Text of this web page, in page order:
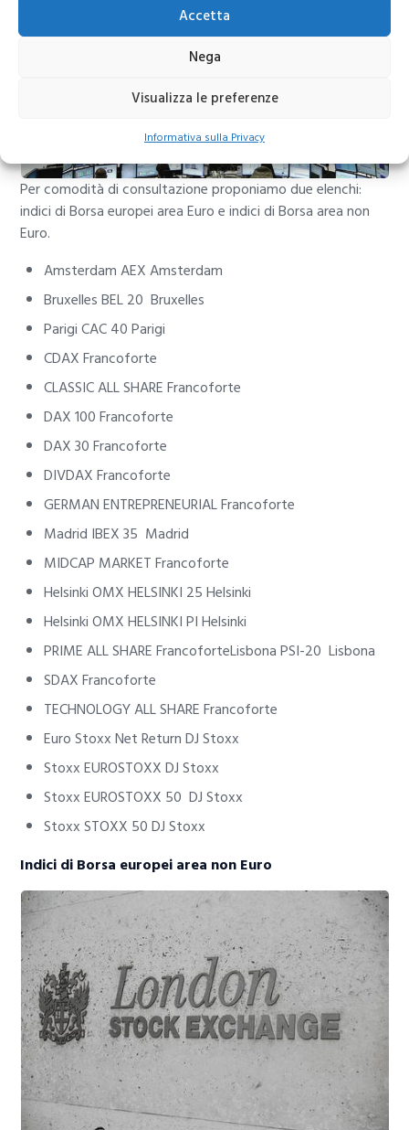
Accetta
Nega
Visualizza le preferenze
Informativa sulla Privacy
Per comodità di consultazione proponiamo due elenchi:
indici di Borsa europei area Euro e indici di Borsa area non
Euro.
Amsterdam AEX Amsterdam
Bruxelles BEL 20 Bruxelles
Parigi CAC 40 Parigi
CDAX Francoforte
CLASSIC ALL SHARE Francoforte
DAX 100 Francoforte
DAX 30 Francoforte
DIVDAX Francoforte
GERMAN ENTREPRENEURIAL Francoforte
Madrid IBEX 35 Madrid
MIDCAP MARKET Francoforte
Helsinki OMX HELSINKI 25 Helsinki
Helsinki OMX HELSINKI PI Helsinki
PRIME ALL SHARE FrancoforteLisbona PSI-20 Lisbona
SDAX Francoforte
TECHNOLOGY ALL SHARE Francoforte
Euro Stoxx Net Return DJ Stoxx
Stoxx EUROSTOXX DJ Stoxx
Stoxx EUROSTOXX 50 DJ Stoxx
Stoxx STOXX 50 DJ Stoxx
Indici di Borsa europei area non Euro